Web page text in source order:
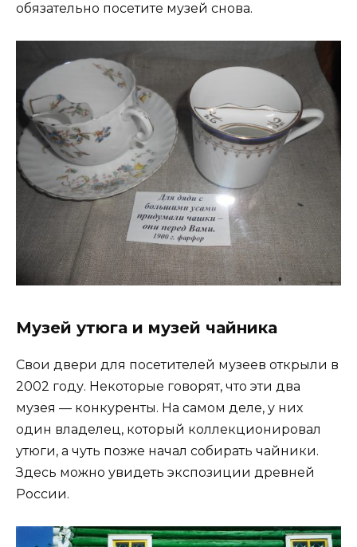
обязательно посетите музей снова.
Музей утюга и музей чайника
Свои двери для посетителей музеев открыли в
2002 году. Некоторые говорят, что эти два
музея — конкуренты. На самом деле, у них
один владелец, который коллекционировал
утюги, а чуть позже начал собирать чайники.
Здесь можно увидеть экспозиции древней
России.